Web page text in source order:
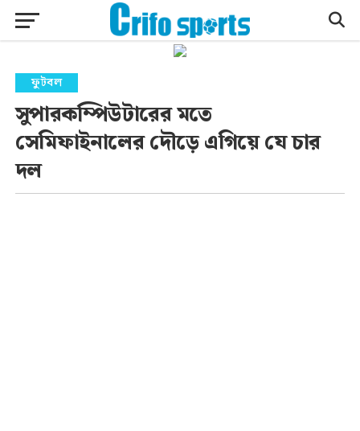
ফুটবল
সুপারকম্পিউটারের মতে
সেমিফাইনালের দৌড়ে এগিয়ে যে চার
দল